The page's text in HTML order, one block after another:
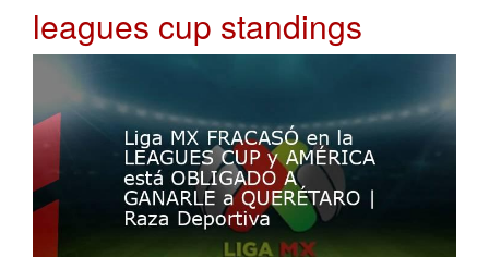
leagues cup standings